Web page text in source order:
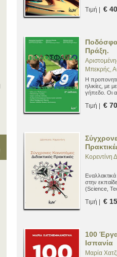
Τιμή | €
Πράξη.
Μπεκρής,
Η
ηλικίες, με
γήπεδο. Οι
ποδόσφαιρο.
Τιμή | €
Κορεντίνη
στην
(Science,
Τιμή | €
100
Ισπανία
Μαρία